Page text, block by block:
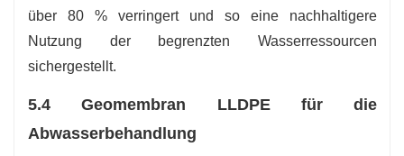
über 80 % verringert und so eine nachhaltigere
Nutzung der begrenzten Wasserressourcen
sichergestellt.
5.4 Geomembran LLDPE für die
Abwasserbehandlung